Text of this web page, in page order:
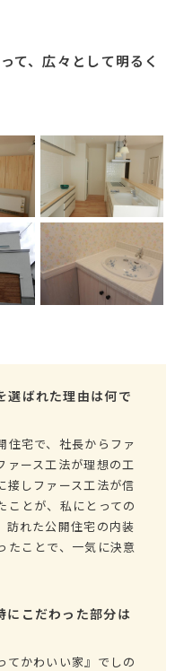
て、広々として明るく
選ばれた理由は何で
住宅で、社長からファ
ァース工法が理想の工
接しファース工法が信
ことが、私にとっての
訪れた公開住宅の内装
たことで、一気に決意
にこだわった部分は
てかわいい家』でしの